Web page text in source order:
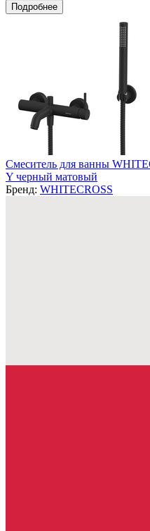
Подробнее
Смеситель для ванны
Y черный матовый
Бренд: WHITECROSS